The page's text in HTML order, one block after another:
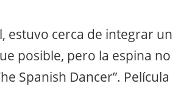
estuvo cerca de integrar un
posible, pero la espina no
Spanish Dancer”. Película